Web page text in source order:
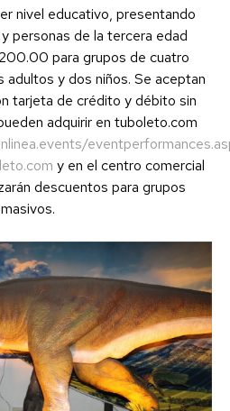
nivel educativo, presentando
personas de la tercera edad
para grupos de cuatro
adultos y dos niños. Se aceptan
tarjeta de crédito y débito sin
adquirir en tuboleto.com
y en el centro comercial
descuentos para grupos
masivos.